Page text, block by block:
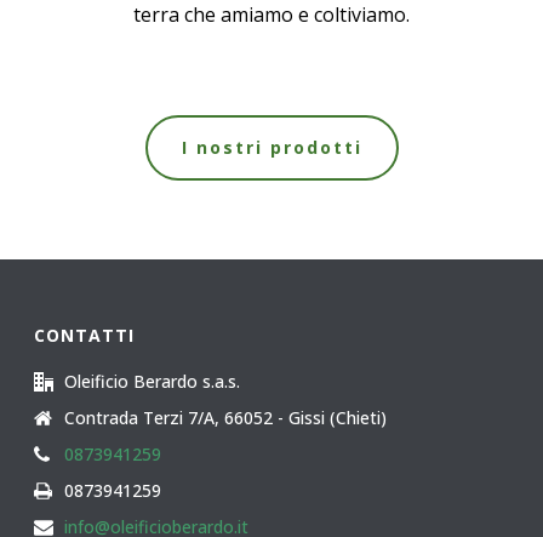
terra che amiamo e coltiviamo.
I nostri prodotti
CONTATTI
Oleificio Berardo s.a.s.
Contrada Terzi 7/A, 66052 - Gissi (Chieti)
0873941259
0873941259
info@oleificioberardo.it